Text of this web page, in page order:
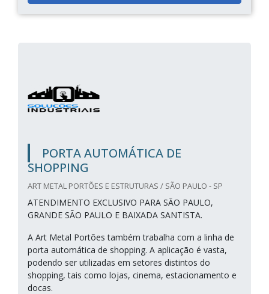
PORTA AUTOMÁTICA DE
SHOPPING
ART METAL PORTÕES E ESTRUTURAS / SÃO PAULO - SP
ATENDIMENTO EXCLUSIVO PARA SÃO PAULO,
GRANDE SÃO PAULO E BAIXADA SANTISTA.
A Art Metal Portões também trabalha com a linha de
porta automática de shopping. A aplicação é vasta,
podendo ser utilizadas em setores distintos do
shopping, tais como lojas, cinema, estacionamento e
docas.